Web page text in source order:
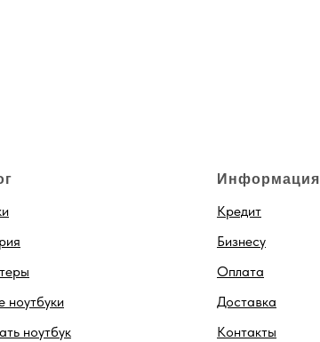
ноутбуки
ноутбук
Информация
Кредит
Бизнесу
Оплата
Доставка
Контакты